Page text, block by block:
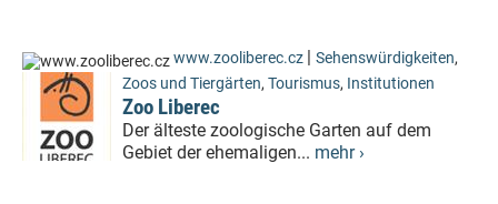
www.zooliberec.cz | Sehenswürdigkeiten,
Zoos und Tiergärten, Tourismus, Institutionen
Zoo Liberec
Der älteste zoologische Garten auf dem
Gebiet der ehemaligen... mehr ›